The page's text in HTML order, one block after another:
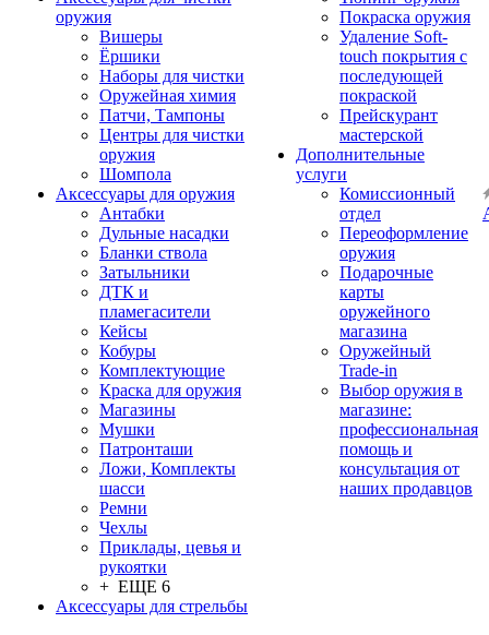
оружия
Вишеры
Ёршики
Наборы для чистки
Оружейная химия
Патчи, Тампоны
Центры для чистки
оружия
Шомпола
Аксессуары для оружия
Антабки
Дульные насадки
Бланки ствола
Затыльники
ДТК и
пламегасители
Кейсы
Кобуры
Комплектующие
Краска для оружия
Магазины
Мушки
Патронташи
Ложи, Комплекты
шасси
Ремни
Чехлы
Приклады, цевья и
рукоятки
+ ЕЩЕ 6
Аксессуары для стрельбы
Покраска оружия
Удаление Soft-
touch покрытия с
последующей
покраской
Прейскурант
мастерской
Дополнительные
услуги
Комиссионный
отдел
Переоформление
оружия
Подарочные
карты
оружейного
магазина
Оружейный
Trade-in
Выбор оружия в
магазине:
профессиональная
помощь и
консультация от
наших продавцов